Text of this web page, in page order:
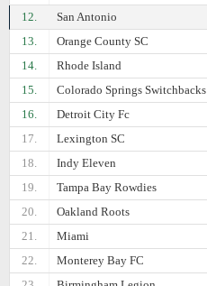
12.
San Antonio
13.
Orange County SC
14.
Rhode Island
15.
Colorado Springs Switchbacks
16.
Detroit City Fc
17.
Lexington SC
18.
Indy Eleven
19.
Tampa Bay Rowdies
20.
Oakland Roots
21.
Miami
22.
Monterey Bay FC